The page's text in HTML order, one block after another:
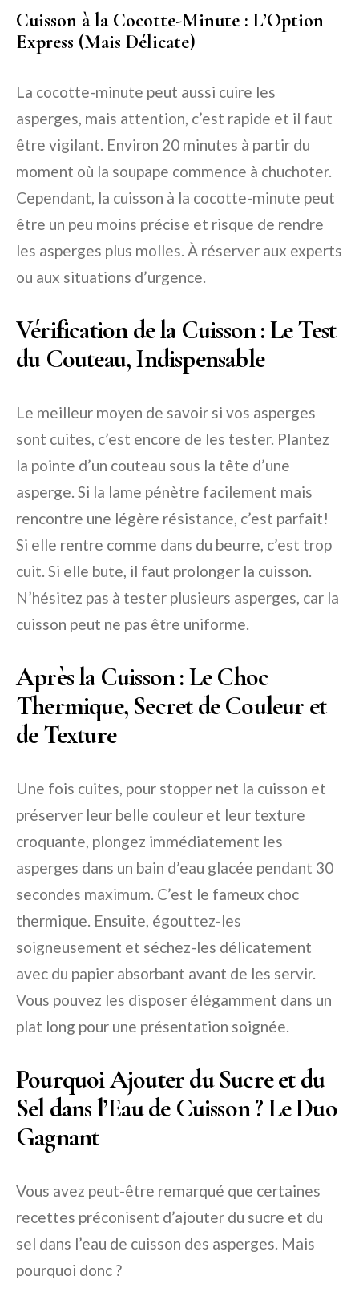
Cuisson à la Cocotte-Minute : L’Option
Express (Mais Délicate)
La cocotte-minute peut aussi cuire les
asperges, mais attention, c’est rapide et il faut
être vigilant. Environ 20 minutes à partir du
moment où la soupape commence à chuchoter.
Cependant, la cuisson à la cocotte-minute peut
être un peu moins précise et risque de rendre
les asperges plus molles. À réserver aux experts
ou aux situations d’urgence.
Vérification de la Cuisson : Le Test
du Couteau, Indispensable
Le meilleur moyen de savoir si vos asperges
sont cuites, c’est encore de les tester. Plantez
la pointe d’un couteau sous la tête d’une
asperge. Si la lame pénètre facilement mais
rencontre une légère résistance, c’est parfait!
Si elle rentre comme dans du beurre, c’est trop
cuit. Si elle bute, il faut prolonger la cuisson.
N’hésitez pas à tester plusieurs asperges, car la
cuisson peut ne pas être uniforme.
Après la Cuisson : Le Choc
Thermique, Secret de Couleur et
de Texture
Une fois cuites, pour stopper net la cuisson et
préserver leur belle couleur et leur texture
croquante, plongez immédiatement les
asperges dans un bain d’eau glacée pendant 30
secondes maximum. C’est le fameux choc
thermique. Ensuite, égouttez-les
soigneusement et séchez-les délicatement
avec du papier absorbant avant de les servir.
Vous pouvez les disposer élégamment dans un
plat long pour une présentation soignée.
Pourquoi Ajouter du Sucre et du
Sel dans l’Eau de Cuisson ? Le Duo
Gagnant
Vous avez peut-être remarqué que certaines
recettes préconisent d’ajouter du sucre et du
sel dans l’eau de cuisson des asperges. Mais
pourquoi donc ?